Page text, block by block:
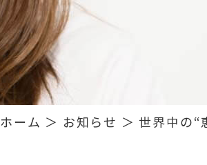
ホーム ＞ お知らせ ＞ 世界中の